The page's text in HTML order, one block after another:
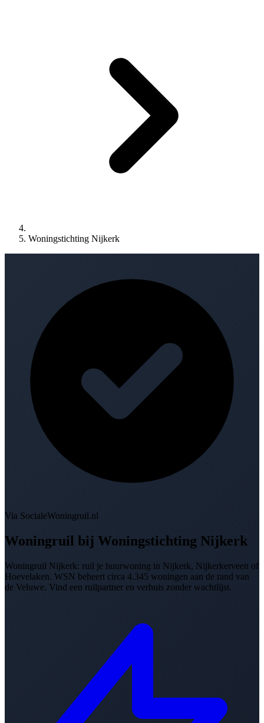
Woningstichting Nijkerk
Via SocialeWoningruil.nl
Woningruil bij Woningstichting Nijkerk
Woningruil Nijkerk: ruil je huurwoning in Nijkerk, Nijkerkerveen of
Hoevelaken. WSN beheert circa 4.345 woningen aan de rand van
de Veluwe. Vind een ruilpartner en verhuis zonder wachtlijst.